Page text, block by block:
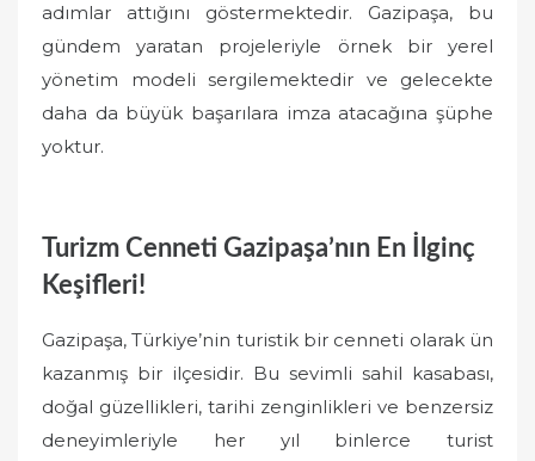
adımlar attığını göstermektedir. Gazipaşa, bu
gündem yaratan projeleriyle örnek bir yerel
yönetim modeli sergilemektedir ve gelecekte
daha da büyük başarılara imza atacağına şüphe
yoktur.
Turizm Cenneti Gazipaşa’nın En İlginç
Keşifleri!
Gazipaşa, Türkiye’nin turistik bir cenneti olarak ün
kazanmış bir ilçesidir. Bu sevimli sahil kasabası,
doğal güzellikleri, tarihi zenginlikleri ve benzersiz
deneyimleriyle her yıl binlerce turist